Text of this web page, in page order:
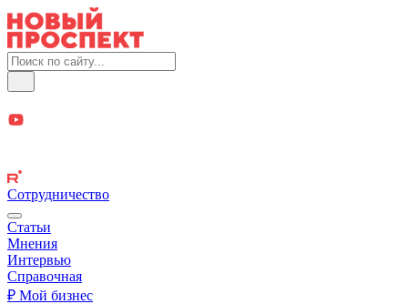
Сотрудничество
Статьи
Мнения
Интервью
Справочная
₽ Мой бизнес